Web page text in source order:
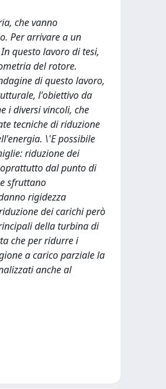
che vanno
Per arrivare a un
questo lavoro di tesi,
del rotore.
di questo lavoro,
l'obiettivo da
i diversi vincoli, che
tecniche di riduzione
\'E possibile
riduzione dei
dal punto di
sfruttano
rigidezza
dei carichi però
della turbina di
che per ridurre i
a carico parziale la
anche al